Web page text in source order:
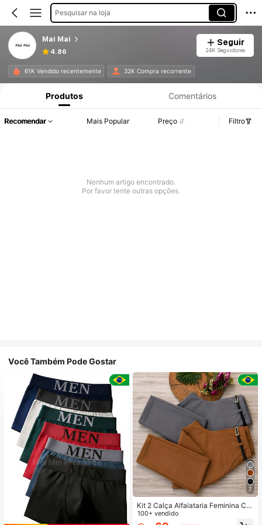
Pesquisar na loja
Mai Mai
4.86
Seguir
24K Seguidores
61K Vendido recentemente 32K Compra recorrente
Produtos Comentários
Recomendar Mais Popular Preço Filtro
Nenhum artigo encontrado.
Por favor tente outras opções.
Você Também Pode Gostar
7
Kit 2 Calça Alfaiataria Feminina Co
m Cinto
100+ vendido